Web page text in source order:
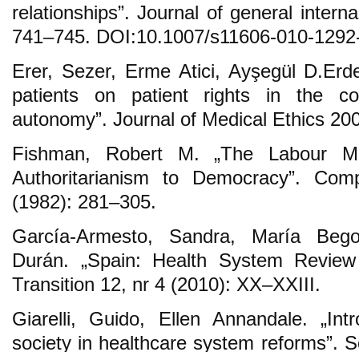
relationships”. Journal of general
741–745. DOI:10.1007/s11606-010-
Erer, Sezer, Erme Atici, Ayşegül
patients on patient rights in the
autonomy”. Journal of Medical Ethics
Fishman, Robert M. „The Labour
Authoritarianism to Democracy”.
(1982): 281–305.
García-Armesto, Sandra, María
Durán. „Spain: Health System
Transition 12, nr 4 (2010): XX–XXIII.
Giarelli, Guido, Ellen Annandale.
society in healthcare system reforms”.